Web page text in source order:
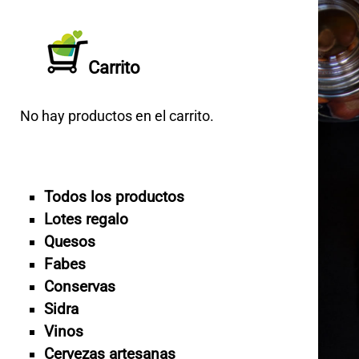
Carrito
No hay productos en el carrito.
Todos los productos
Lotes regalo
Quesos
Fabes
Conservas
Sidra
Vinos
Cervezas artesanas